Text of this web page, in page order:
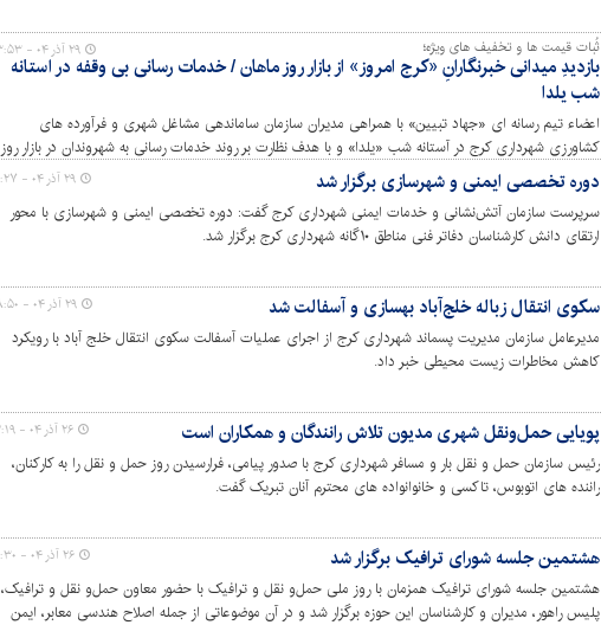
شهروندان انجام شد.
ثُبات قیمت ها و تخفیف های ویژه؛
بازدیدِ میدانی خبرنگارانِ «کرج امروز» از بازار روز ماهان / خدمات رسانی بی وقفه در آستانه
شب یلدا
اعضاء تیم رسانه ای «جهاد تبیین» با همراهی مدیران سازمان ساماندهی مشاغل شهری و فرآورده های
کشاورزی شهرداری کرج در آستانه شب «یلدا» و با هدف نظارت بر روند خدمات رسانی به شهروندان در بازار روز
ماهان حضور یافتند و از نزدیک به تماشای چگونگی نرخ گذاری، روند توزیع و عرضه محصولات، نحوه پاسخگویی
غُرفه داران و بررسی کیفیت سیمای محیطی و رعایت بهداشت عمومی پرداختند.
۲۹ آذر ۰۴ - ۱۳:۵۳
دوره تخصصی ایمنی و شهرسازی برگزار شد
سرپرست سازمان آتش‌نشانی و خدمات ایمنی شهرداری کرج گفت: دوره تخصصی ایمنی و شهرسازی با محور
ارتقای دانش کارشناسان دفاتر فنی مناطق ۱۰گانه شهرداری کرج برگزار شد.
۲۹ آذر ۰۴ - ۱۱:۲۷
سکوی انتقال زباله خلج‌آباد بهسازی و آسفالت شد
مدیرعامل سازمان مدیریت پسماند شهرداری کرج از اجرای عملیات آسفالت سکوی انتقال خلج آباد با رویکرد
کاهش مخاطرات زیست محیطی خبر داد.
۲۹ آذر ۰۴ - ۰۸:۵۰
پویایی حمل‌ونقل شهری مدیون تلاش رانندگان و همکاران است
رئیس سازمان حمل و نقل بار و مسافر شهرداری کرج با صدور پیامی، فرارسیدن روز حمل و نقل را به کارکنان،
راننده های اتوبوس، تاکسی و خانوانواده های محترم آنان تبریک گفت.
۲۶ آذر ۰۴ - ۱۲:۱۹
هشتمین جلسه شورای ترافیک برگزار شد
هشتمین جلسه شورای ترافیک همزمان با روز ملی حمل‌و نقل و ترافیک با حضور معاون حمل‌و نقل و ترافیک،
پلیس راهور، مدیران و کارشناسان این حوزه برگزار شد و در آن موضوعاتی از جمله اصلاح هندسی معابر، ایمن
۲۶ آذر ۰۴ - ۱۱:۳۰